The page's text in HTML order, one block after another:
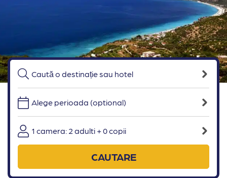
Alege perioada (optional)
1 camera: 2 adulti + 0 copii
CAUTARE